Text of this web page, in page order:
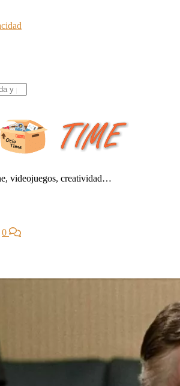
videojuegos, creatividad…
0